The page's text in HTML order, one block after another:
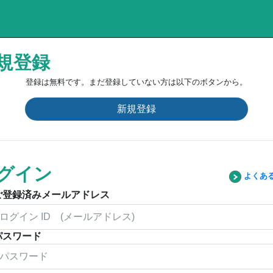
登録
登録は無料です。まだ登録していない方は以下のボタンから。
新規登録
イン よくあ
登録済みメールアドレス
スワード